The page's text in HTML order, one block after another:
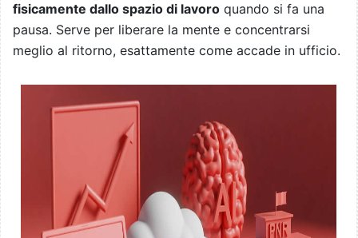
fisicamente dallo spazio di lavoro quando si fa una
pausa. Serve per liberare la mente e concentrarsi
meglio al ritorno, esattamente come accade in ufficio.